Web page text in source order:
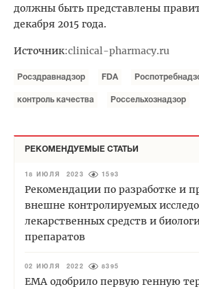
должны быть представлены
декабря 2015 года.
Источник:clinical-pharmacy.ru
Росздравнадзор FDA
контроль качества Россельхознадзор
РЕКОМЕНДУЕМЫЕ СТАТЬИ
18 ИЮЛЯ 2023 1593
Рекомендации по разработке и
внешне контролируемых
лекарственных средств и
препаратов
02 ИЮЛЯ 2022 8395
EMA одобрило первую генную